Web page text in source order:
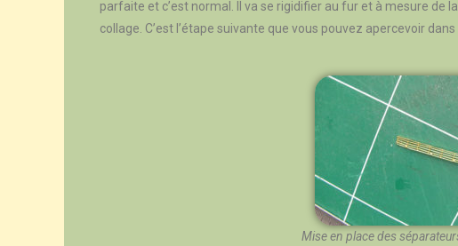
parfaite et c’est normal. Il va se rigidifier au fur et à mesure de
collage. C’est l’étape suivante que vous pouvez apercevoir dans
Mise en place des